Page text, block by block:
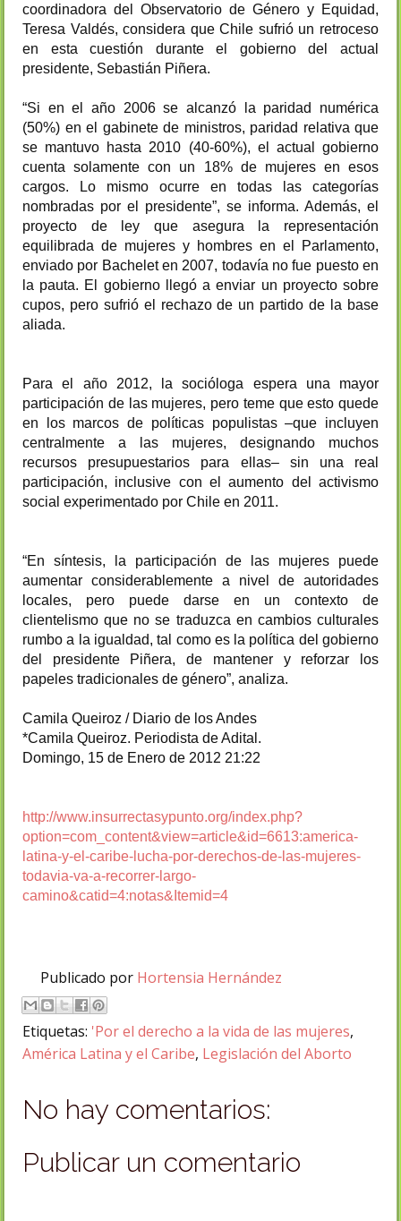
coordinadora del Observatorio de Género y Equidad,
Teresa Valdés, considera que Chile sufrió un retroceso
en esta cuestión durante el gobierno del actual
presidente, Sebastián Piñera.
“Si en el año 2006 se alcanzó la paridad numérica
(50%) en el gabinete de ministros, paridad relativa que
se mantuvo hasta 2010 (40-60%), el actual gobierno
cuenta solamente con un 18% de mujeres en esos
cargos. Lo mismo ocurre en todas las categorías
nombradas por el presidente”, se informa. Además, el
proyecto de ley que asegura la representación
equilibrada de mujeres y hombres en el Parlamento,
enviado por Bachelet en 2007, todavía no fue puesto en
la pauta. El gobierno llegó a enviar un proyecto sobre
cupos, pero sufrió el rechazo de un partido de la base
aliada.
Para el año 2012, la socióloga espera una mayor
participación de las mujeres, pero teme que esto quede
en los marcos de políticas populistas –que incluyen
centralmente a las mujeres, designando muchos
recursos presupuestarios para ellas– sin una real
participación, inclusive con el aumento del activismo
social experimentado por Chile en 2011.
“En síntesis, la participación de las mujeres puede
aumentar considerablemente a nivel de autoridades
locales, pero puede darse en un contexto de
clientelismo que no se traduzca en cambios culturales
rumbo a la igualdad, tal como es la política del gobierno
del presidente Piñera, de mantener y reforzar los
papeles tradicionales de género”, analiza.
Camila Queiroz / Diario de los Andes
*Camila Queiroz. Periodista de Adital.
Domingo, 15 de Enero de 2012 21:22
http://www.insurrectasypunto.org/index.php?
option=com_content&view=article&id=6613:america-
latina-y-el-caribe-lucha-por-derechos-de-las-mujeres-
todavia-va-a-recorrer-largo-
camino&catid=4:notas&Itemid=4
Publicado por Hortensia Hernández
Etiquetas: 'Por el derecho a la vida de las mujeres,
América Latina y el Caribe, Legislación del Aborto
No hay comentarios:
Publicar un comentario